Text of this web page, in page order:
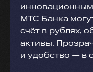
МТС Банка
счёт в рублях,
активы.
и удобство — в